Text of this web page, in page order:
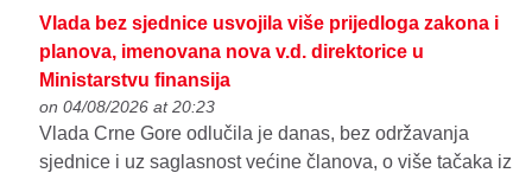
Vlada bez sjednice usvojila više prijedloga zakona i
planova, imenovana nova v.d. direktorice u
Ministarstvu finansija
on 04/08/2026 at 20:23
Vlada Crne Gore odlučila je danas, bez održavanja
sjednice i uz saglasnost većine članova, o više tačaka iz